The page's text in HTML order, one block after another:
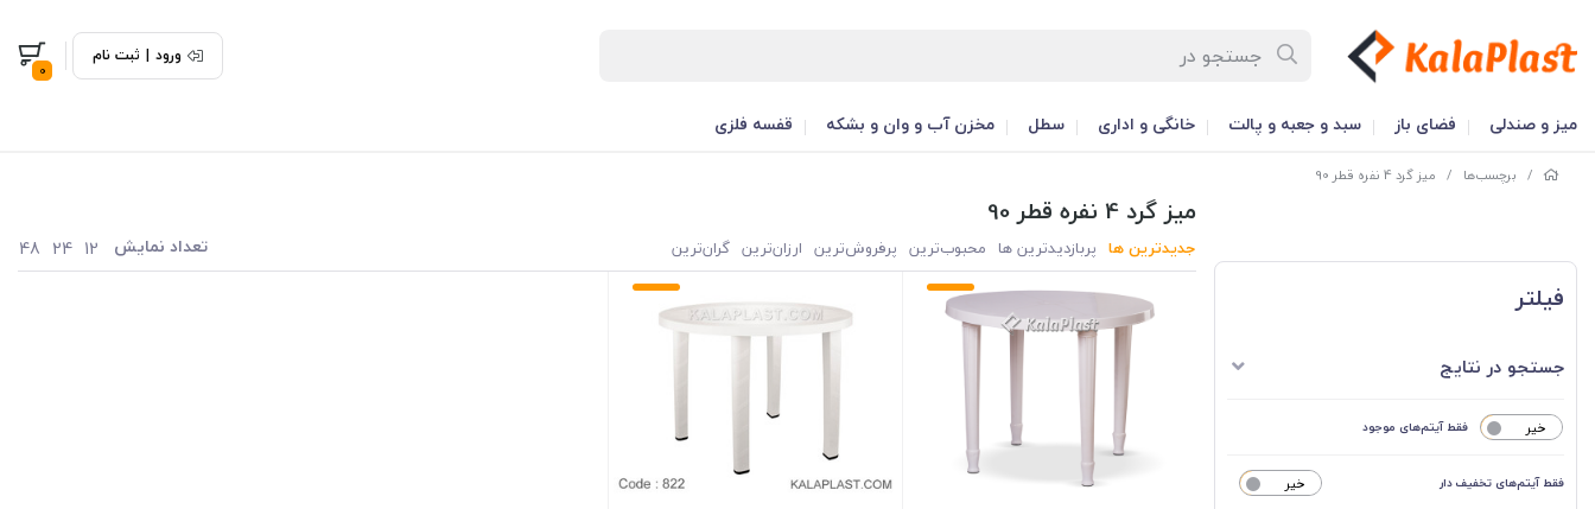
ورود | ثبت نام
0
میز و صندلی فضای باز سبد و جعبه و پالت خانگی و اداری سطل مخزن آب و وان و بشکه قفسه فلزی
/ برچسب‌ها / میز گرد 4 نفره قطر 90
فیلتر
جستجو در نتایج
خیر فقط آیتم‌های موجود
خیر فقط آیتم‌های تخفیف دار
میز گرد 4 نفره قطر 90
جدیدترین ها پربازدیدترین ها محبوب‌‌ترین پرفروش‌ترین ارزان‌ترین گران‌ترین تعداد نمایش 12
24
48